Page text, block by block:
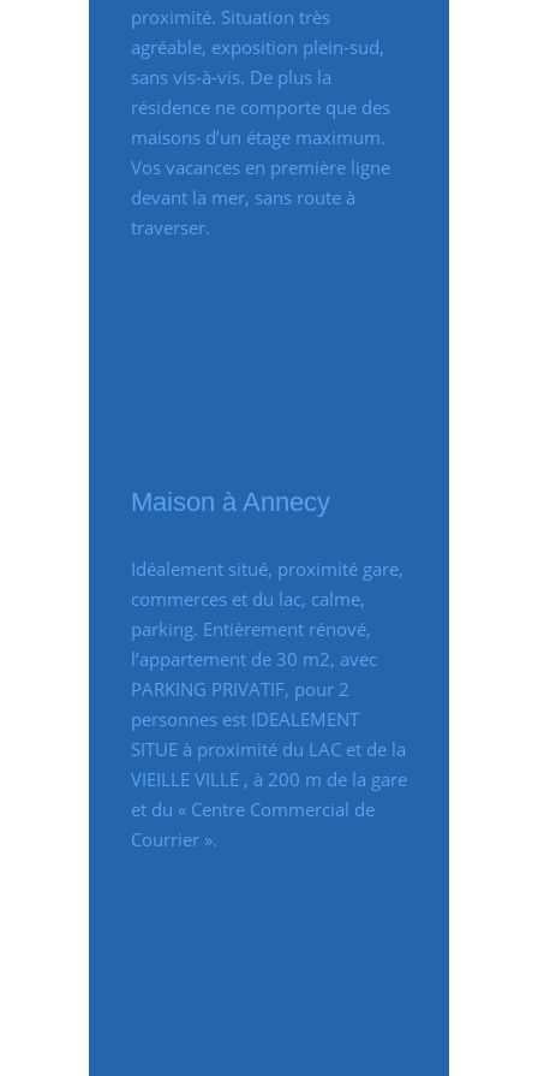
proximité. Situation très
agréable, exposition plein-sud,
sans vis-à-vis. De plus la
résidence ne comporte que des
maisons d’un étage maximum.
Vos vacances en première ligne
devant la mer, sans route à
traverser.
Maison à Annecy
Idéalement situé, proximité gare,
commerces et du lac, calme,
parking. Entièrement rénové,
l’appartement de 30 m2, avec
PARKING PRIVATIF, pour 2
personnes est IDEALEMENT
SITUE à proximité du LAC et de la
VIEILLE VILLE , à 200 m de la gare
et du « Centre Commercial de
Courrier ».